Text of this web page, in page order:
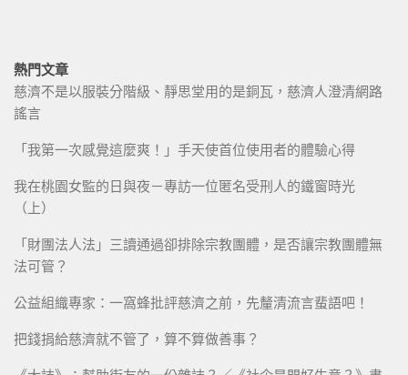
熱門文章
慈濟不是以服裝分階級、靜思堂用的是銅瓦，慈濟人澄清網路
謠言
「我第一次感覺這麼爽！」手天使首位使用者的體驗心得
我在桃園女監的日與夜－專訪一位匿名受刑人的鐵窗時光
（上）
「財團法人法」三讀通過卻排除宗教團體，是否讓宗教團體無
法可管？
公益組織專家：一窩蜂批評慈濟之前，先釐清流言蜚語吧！
把錢捐給慈濟就不管了，算不算做善事？